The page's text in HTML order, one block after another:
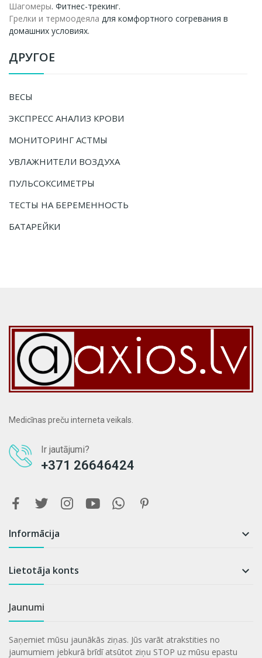
ДРУГОЕ
ВЕСЫ
ЭКСПРЕСС АНАЛИЗ КРОВИ
МОНИТОРИНГ АСТМЫ
УВЛАЖНИТЕЛИ ВОЗДУХА
ПУЛЬСОКСИМЕТРЫ
ТЕСТЫ НА БЕРЕМЕННОСТЬ
БАТАРЕЙКИ
Шагомеры. Фитнес-трекинг.
Грелки и термоодеяла для комфортного согревания в
домашних условиях.
Medicīnas preču interneta veikals.
Ir jautājumi?
+371 26646424
Informācija 
Lietotāja konts 
Jaunumi
Saņemiet mūsu jaunākās ziņas. Jūs varāt atrakstities no
jaumumiem jebkurā brīdī atsūtot ziņu STOP uz mūsu epastu